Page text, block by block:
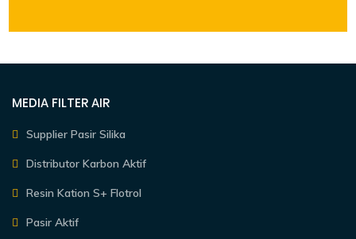
MEDIA FILTER AIR
Supplier Pasir Silika
Distributor Karbon Aktif
Resin Kation S+ Flotrol
Pasir Aktif